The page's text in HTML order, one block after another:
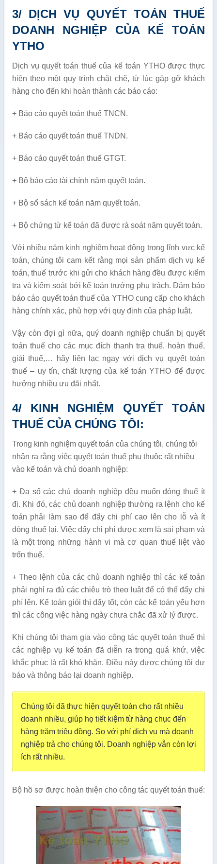
3/ DỊCH VỤ QUYẾT TOÁN THUẾ
DOANH NGHIỆP CỦA KẾ TOÁN
YTHO
Dịch vụ quyết toán thuế của kế toán YTHO được thực
hiện theo một quy trình chặt chẽ, từ lúc gặp gỡ khách
hàng cho đến khi hoàn thành các báo cáo:
+ Báo cáo quyết toán thuế TNCN.
+ Báo cáo quyết toán thuế TNDN.
+ Báo cáo quyết toán thuế GTGT.
+ Bộ báo cáo tài chính năm quyết toán.
+ Bộ sổ sách kế toán năm quyết toán.
+ Bộ chứng từ kế toán đã được rà soát năm quyết toán.
Với nhiều năm kinh nghiệm hoạt động trong lĩnh vực kế
toán, chúng tôi cam kết rằng mọi sản phẩm dịch vụ kế
toán, thuế trước khi gửi cho khách hàng đều được kiểm
tra và kiểm soát bởi kế toán trưởng phụ trách. Đảm bảo
báo cáo quyết toán thuế của YTHO cung cấp cho khách
hàng chính xác, phù hợp với quy định của pháp luật.
Vậy còn đợi gì nữa, quý doanh nghiệp chuẩn bị quyết
toán thuế cho các mục đích thanh tra thuế, hoàn thuế,
giải thuế,… hãy liên lạc ngay với dịch vụ quyết toán
thuế – uy tín, chất lượng của kế toán YTHO để được
hưởng nhiều ưu đãi nhất.
4/ KINH NGHIỆM QUYẾT TOÁN
THUẾ CỦA CHÚNG TÔI:
Trong kinh nghiệm quyết toán của chúng tôi, chúng tôi
nhận ra rằng việc quyết toán thuế phụ thuộc rất nhiều
vào kế toán và chủ doanh nghiệp:
+ Đa số các chủ doanh nghiệp đều muốn đóng thuế ít
đi. Khi đó, các chủ doanh nghiệp thường ra lệnh cho kế
toán phải làm sao để đẩy chi phí cao lên cho lỗ và ít
đóng thuế lại. Việc đẩy chi phí được xem là sai phạm và
là một trong những hành vi mà cơ quan thuế liệt vào
trốn thuế.
+ Theo lệnh của các chủ doanh nghiệp thì các kế toán
phải nghỉ ra đủ các chiêu trò theo luật để có thể đẩy chi
phí lên. Kế toán giỏi thì đẩy tốt, còn các kế toán yếu hơn
thì các công việc hàng ngày chưa chắc đã xử lý được.
Khi chúng tôi tham gia vào công tác quyết toán thuế thì
các nghiệp vụ kế toán đã diễn ra trong quá khứ, việc
khắc phục là rất khó khăn. Điều này được chúng tôi dự
báo và thông báo lại doanh nghiệp.
Chúng tôi đã thực hiện quyết toán cho rất nhiều
doanh nhiều, giúp họ tiết kiệm từ hàng chục đến
hàng trăm triệu đồng. So với phí dịch vụ mà doanh
nghiệp trả cho chúng tôi. Doanh nghiệp vẫn còn lợi
ích rất nhiều.
Bộ hồ sơ được hoàn thiện cho công tác quyết toán thuế: